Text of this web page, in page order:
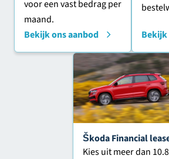
voor een vast bedrag per
maand.
Bekijk ons aanbod
Bekijk
Škoda Financial
Kies uit meer dan